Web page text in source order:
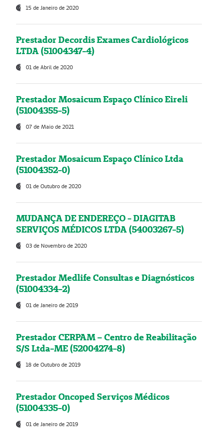
15 de Janeiro de 2020
Prestador Decordis Exames Cardiológicos
LTDA (51004347-4)
01 de Abril de 2020
Prestador Mosaicum Espaço Clínico Eireli
(51004355-5)
07 de Maio de 2021
Prestador Mosaicum Espaço Clínico Ltda
(51004352-0)
01 de Outubro de 2020
MUDANÇA DE ENDEREÇO - DIAGITAB
SERVIÇOS MÉDICOS LTDA (54003267-5)
03 de Novembro de 2020
Prestador Medlife Consultas e Diagnósticos
(51004334-2)
01 de Janeiro de 2019
Prestador CERPAM – Centro de Reabilitação
S/S Ltda-ME (52004274-8)
18 de Outubro de 2019
Prestador Oncoped Serviços Médicos
(51004335-0)
01 de Janeiro de 2019